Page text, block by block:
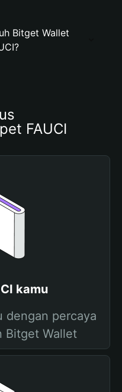
Bitget Wallet
FAUCI
kamu
dengan percaya
Bitget Wallet